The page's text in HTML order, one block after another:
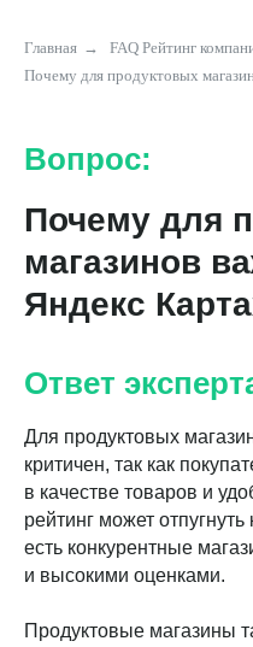
Главная → FAQ Рейтинг
Почему для продуктовых
Вопрос:
Почему для
магазинов
Яндекс
Ответ
Для продуктовых
критичен, так как
в качестве товаров и
рейтинг может
есть конкурентные
и высокими оценками.
Продуктовые магазины